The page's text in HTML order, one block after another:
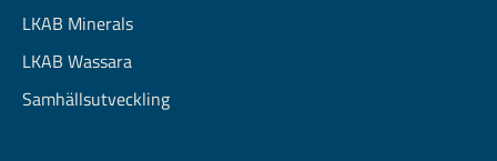
LKAB Minerals
LKAB Wassara
Samhällsutveckling